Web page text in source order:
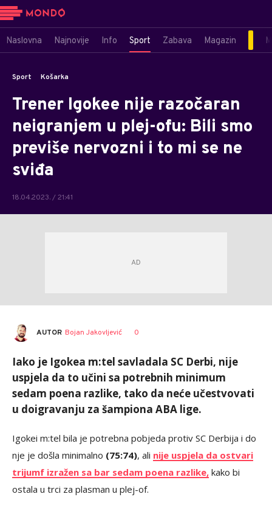
Naslovna Najnovije Info Sport Zabava Magazin
Sport Košarka
Trener Igokee nije razočaran
neigranjem u plej-ofu: Bili smo
previše nervozni i to mi se ne
sviđa
18.04.2023. / 21:41
AUTOR Bojan Jakovljević 0
Iako je Igokea m:tel savladala SC Derbi, nije
uspjela da to učini sa potrebnih minimum
sedam poena razlike, tako da neće učestvovati
u doigravanju za šampiona ABA lige.
Igokei m:tel bila je potrebna pobjeda protiv SC Derbija i do
nje je došla minimalno (75:74), ali nije uspjela da ostvari
trijumf izražen sa bar sedam poena razlike, kako bi
ostala u trci za plasman u plej-of.